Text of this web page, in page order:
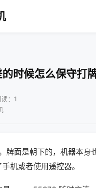
时候怎么保守打
：1
牌面是朝下的，机器本身
机或者使用遥控器。